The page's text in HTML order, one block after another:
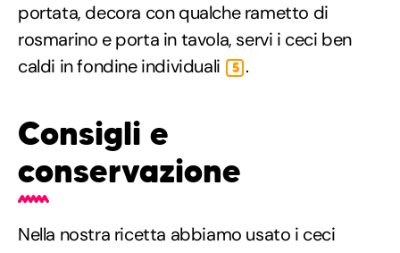
portata, decora con qualche rametto di
rosmarino e porta in tavola, servi i ceci ben
caldi in fondine individuali
5 .
Consigli e
conservazione
Nella nostra ricetta abbiamo usato i ceci